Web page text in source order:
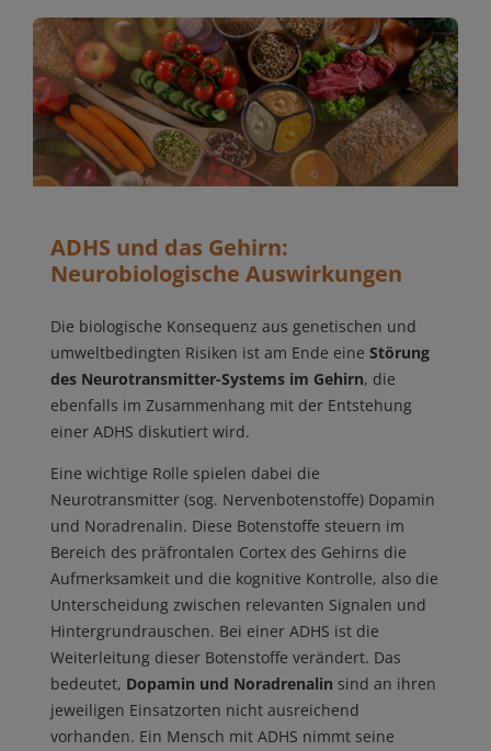
ADHS und das Gehirn:
Neurobiologische Auswirkungen
Die biologische Konsequenz aus genetischen und
umweltbedingten Risiken ist am Ende eine Störung
des Neurotransmitter-Systems im Gehirn, die
ebenfalls im Zusammenhang mit der Entstehung
einer ADHS diskutiert wird.
Eine wichtige Rolle spielen dabei die
Neurotransmitter (sog. Nervenbotenstoffe) Dopamin
und Noradrenalin. Diese Botenstoffe steuern im
Bereich des präfrontalen Cortex des Gehirns die
Aufmerksamkeit und die kognitive Kontrolle, also die
Unterscheidung zwischen relevanten Signalen und
Hintergrundrauschen. Bei einer ADHS ist die
Weiterleitung dieser Botenstoffe verändert. Das
bedeutet, Dopamin und Noradrenalin sind an ihren
jeweiligen Einsatzorten nicht ausreichend
vorhanden. Ein Mensch mit ADHS nimmt seine